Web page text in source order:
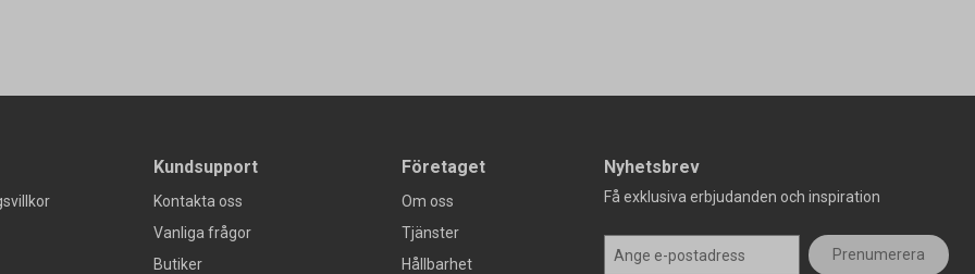
Kundsupport
Kontakta oss
Vanliga frågor
Butiker
Företaget
Om oss
Tjänster
Hållbarhet
Nyhetsbrev
Få exklusiva erbjudanden och inspiration
Prenumerera